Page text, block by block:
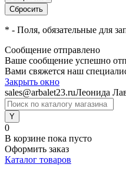
* - Поля, обязательные для
Сообщение отправлено
Ваше сообщение успешно
Вами свяжется наш
Закрыть окно
sales@arbalet23.ruЛеонида
0
В корзине пока пусто
Оформить заказ
Каталог товаров